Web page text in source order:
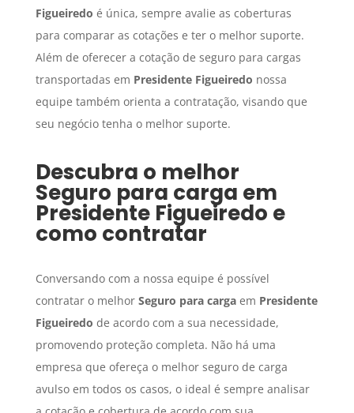
Figueiredo é única, sempre avalie as coberturas
para comparar as cotações e ter o melhor suporte.
Além de oferecer a cotação de seguro para cargas
transportadas em Presidente Figueiredo nossa
equipe também orienta a contratação, visando que
seu negócio tenha o melhor suporte.
Descubra o melhor
Seguro para carga em
Presidente Figueiredo e
como contratar
Conversando com a nossa equipe é possível
contratar o melhor Seguro para cargaem Presidente
Figueiredo de acordo com a sua necessidade,
promovendo proteção completa. Não há uma
empresa que ofereça o melhor seguro de carga
avulso em todos os casos, o ideal é sempre analisar